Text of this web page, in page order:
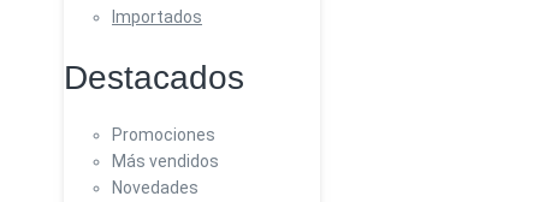
Importados
Destacados
Promociones
Más vendidos
Novedades